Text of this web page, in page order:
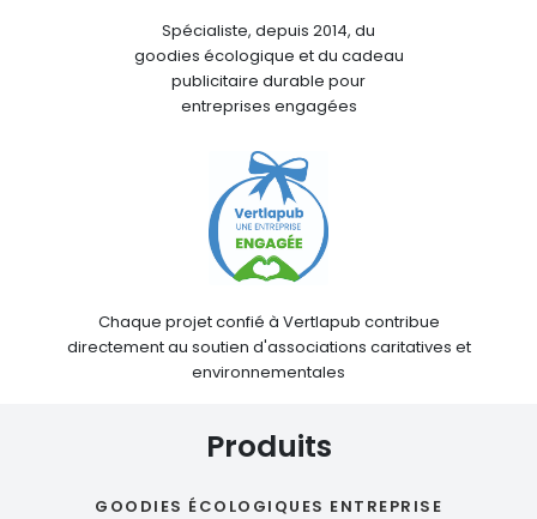
Spécialiste, depuis 2014, du
goodies écologique et du cadeau
publicitaire durable pour
entreprises engagées
Chaque projet confié à Vertlapub contribue
directement au soutien d'associations caritatives et
environnementales
Produits
GOODIES ÉCOLOGIQUES ENTREPRISE